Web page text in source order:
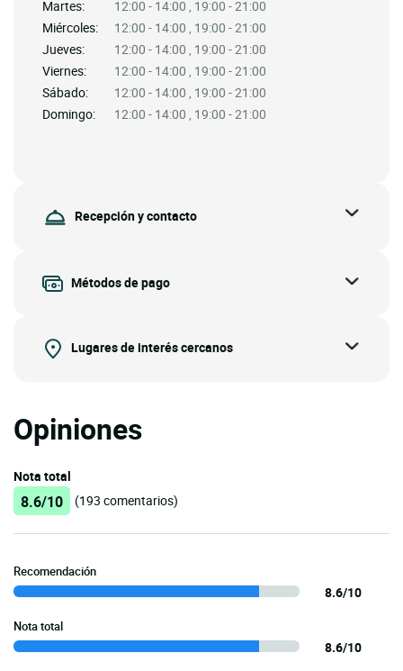
Martes:
12:00 - 14:00 , 19:00 - 21:00
Miércoles:
12:00 - 14:00 , 19:00 - 21:00
Jueves:
12:00 - 14:00 , 19:00 - 21:00
Viernes:
12:00 - 14:00 , 19:00 - 21:00
Sábado:
12:00 - 14:00 , 19:00 - 21:00
Domingo:
12:00 - 14:00 , 19:00 - 21:00
Recepción y contacto
Métodos de pago
Lugares de interés cercanos
Opiniones
Nota total
8.6/10 (193 comentarios)
Recomendación
8.6/10
Nota total
8.6/10